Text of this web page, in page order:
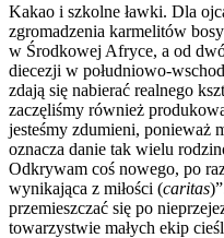
Kakao i szkolne ławki. Dla
zgromadzenia karmelitów
w Środkowej Afryce, a od
diecezji w południowo-
zdają się nabierać realnego
zaczęliśmy również
jesteśmy zdumieni, ponieważ
oznacza danie tak wielu
Odkrywam coś nowego, po
wynikająca z miłości (caritas
przemieszczać się po
towarzystwie małych ekip